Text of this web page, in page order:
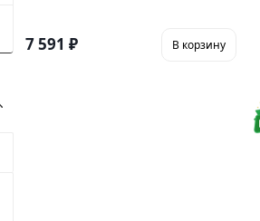
7 591 ₽ В корзину